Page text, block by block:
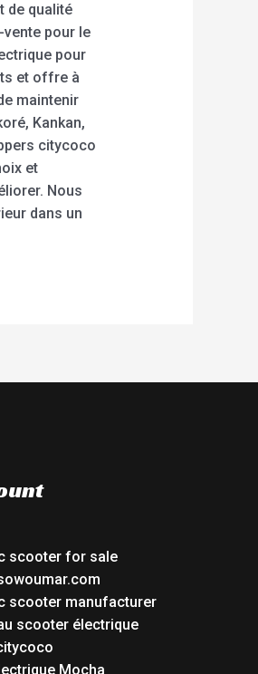
de qualité
pour le
pour
et offre à
maintenir
Kankan,
citycoco
et
Nous
dans un
scooter for sale
scooter manufacturer
scooter électrique
Mocha